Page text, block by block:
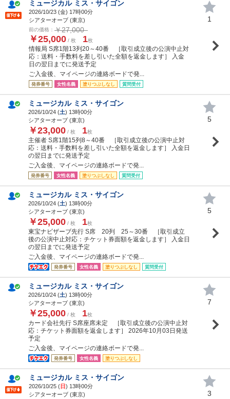
ミュージカル ミス・サイゴン
2026/10/23 (金) 17時00分
シアターオーブ (東京)
前の価格： ￥27,000
￥25,000 / 枚 1枚
情報局 S席1階13列20～40番 ［取引成立後の公演中止対
応：送料・手数料を差し引いた全額を返金します］ 入金
日の翌日までに発送予定
ご入金後、マイページの連絡ボードで発...
発券番号 女性名義 塗りつぶしなし 質問受付
1
ミュージカル ミス・サイゴン
2026/10/24 (土) 13時00分
シアターオーブ (東京)
￥23,000 / 枚 1枚
主催者 S席1階15列8～40番 ［取引成立後の公演中止対
応：送料・手数料を差し引いた全額を返金します］ 入金日
の翌日までに発送予定
ご入金後、マイページの連絡ボードで発...
発券番号 女性名義 塗りつぶしなし 質問受付
5
ミュージカル ミス・サイゴン
2026/10/24 (土) 13時00分
シアターオーブ (東京)
￥25,000 / 枚 1枚
東宝ナビザーブ先行 S席 20列 25～30番 ［取引成立
後の公演中止対応：チケット券面額を返金します］ 入金日
の翌日までに発送予定
ご入金後、マイページの連絡ボードで発...
発券番号 女性名義 塗りつぶしなし 質問受付
5
ミュージカル ミス・サイゴン
2026/10/24 (土) 13時00分
シアターオーブ (東京)
￥25,000 / 枚 1枚
カード会社先行 S席座席未定 ［取引成立後の公演中止対
応：チケット券面額を返金します］ 2026年10月03日発送
予定
ご入金後、マイページの連絡ボードで発...
発券番号 女性名義 塗りつぶしなし
7
ミュージカル ミス・サイゴン
2026/10/25 (日) 13時00分
シアターオーブ (東京)
3